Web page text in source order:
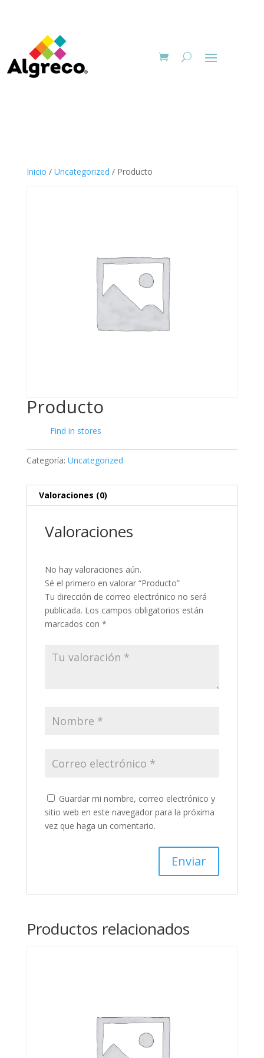
Inicio / Uncategorized / Producto
Producto
Find in stores
Categoría: Uncategorized
Valoraciones (0)
Valoraciones
No hay valoraciones aún.
Sé el primero en valorar “Producto”
Tu dirección de correo electrónico no será
publicada. Los campos obligatorios están
marcados con *
Guardar mi nombre, correo electrónico y
sitio web en este navegador para la próxima
vez que haga un comentario.
Productos relacionados